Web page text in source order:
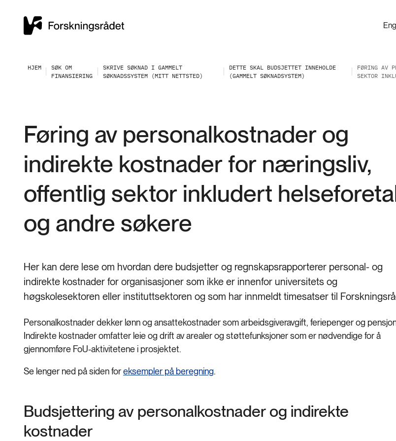
HJEM
SØK OM
FINANSIERING
SKRIVE SØKNAD I GAMMELT
SØKNADSSYSTEM (MITT NETTSTED)
DETTE SKAL BUDSJETTET INNEHOLDE
(GAMMELT SØKNADSYSTEM)
FØRING AV
SEKTOR
Føring av personalkostnader og
indirekte kostnader for næringsliv,
offentlig sektor inkludert
og andre søkere
Her kan dere lese om hvordan dere budsjetter og regnskapsrapporterer personal- og
indirekte kostnader for organisasjoner som ikke er innenfor universitets og
høgskolesektoren eller instituttsektoren og som har innmeldt timesatser til
Personalkostnader dekker lønn og ansattekostnader som arbeidsgiveravgift, feriepenger og
Indirekte kostnader omfatter leie og drift av arealer og støttefunksjoner som er nødvendige for å
gjennomføre FoU-aktivitetene i prosjektet.
Se lenger ned på siden foreksempler på beregning.
Budsjettering av personalkostnader og indirekte
kostnader